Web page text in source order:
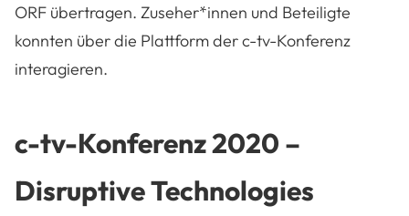
ORF übertragen. Zuseher*innen und Beteiligte
konnten über die Plattform der c-tv-Konferenz
interagieren.
c-tv-Konferenz 2020 –
Disruptive Technologies